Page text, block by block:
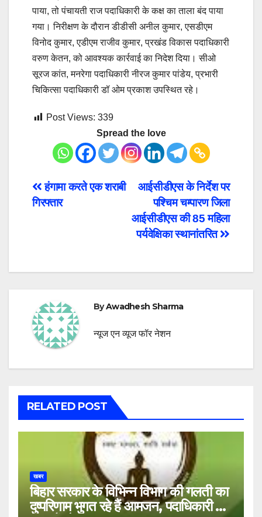
पाया, तो पंचायती राज पदाधिकारी के कक्ष का ताला बंद पाया
गया। निरीक्षण के दौरान डीडीसी अनील कुमार, एसडीएम
विनोद कुमार, एडीएम राजीव कुमार, प्रखंड विकास पदाधिकारी
वरुण केतन, को आवश्यक कार्रवाई का निदेश दिया। सीओ
सूरज कांत, मनरेगा पदाधिकारी नीरज कुमार पांडेय, प्रभारी
चिकित्सा पदाधिकारी डॉ ओम प्रकाश उपस्थित रहे।
Post Views: 339
Spread the love
Post
आईसीडीएस के निर्देश पर
पश्चिम चम्पारण जिला
आईसीडीएस की 85 महिला
पर्यवेक्षिका स्थानांतरित
हंगामा करते एक शराबी
गिरफ्तार
ByAwadhesh Sharma
न्यूज एन व्यूज फॉर नेशन
RELATED POST
खबर
बिहार सरकार के विभिन्न विभाग की गलती का
दुष्परिणाम भुगत रहे हैं आमजन, पदाधिकारी और